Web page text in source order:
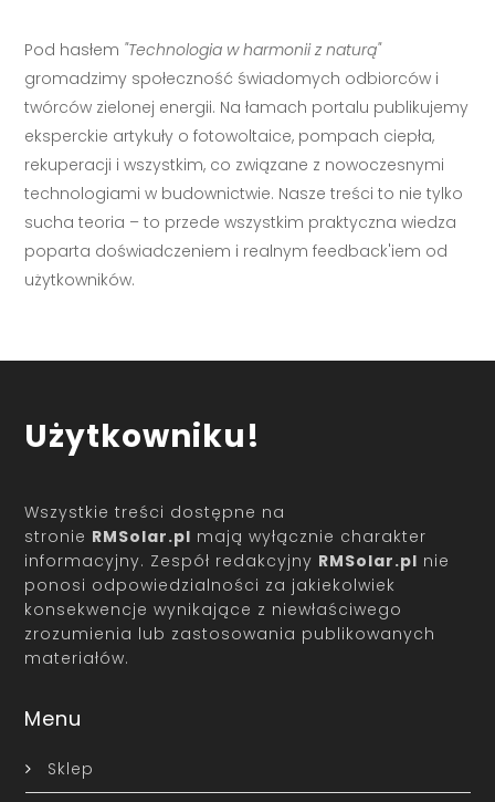
Pod hasłem "Technologia w harmonii z naturą"
gromadzimy społeczność świadomych odbiorców i
twórców zielonej energii. Na łamach portalu publikujemy
eksperckie artykuły o fotowoltaice, pompach ciepła,
rekuperacji i wszystkim, co związane z nowoczesnymi
technologiami w budownictwie. Nasze treści to nie tylko
sucha teoria – to przede wszystkim praktyczna wiedza
poparta doświadczeniem i realnym feedback'iem od
użytkowników.
Użytkowniku!
Wszystkie treści dostępne na
stronie RMSolar.pl mają wyłącznie charakter
informacyjny. Zespół redakcyjny RMSolar.pl nie
ponosi odpowiedzialności za jakiekolwiek
konsekwencje wynikające z niewłaściwego
zrozumienia lub zastosowania publikowanych
materiałów.
Menu
Sklep